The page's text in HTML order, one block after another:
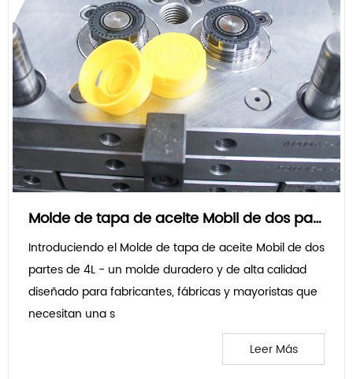
Molde de tapa de aceite Mobil de dos partes de 4L Introducción relacionada
Introduciendo el Molde de tapa de aceite Mobil de dos
partes de 4L - un molde duradero y de alta calidad
diseñado para fabricantes, fábricas y mayoristas que
necesitan una s
Leer Más